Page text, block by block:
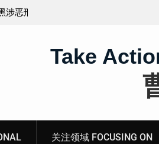
Take
关注领域 FOCUSING ON